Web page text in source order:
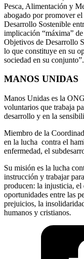
Pesca, Alimentación y
abogado por promover
Desarrollo Sostenible
implicación “máxima”
Objetivos de Desarrollo
lo que constituye en su
sociedad en su conjunto”.
MANOS UNIDAS
Manos Unidas es la
voluntarios que trabaja
desarrollo y en la
Miembro de la
en la lucha contra el
enfermedad, el
Su misión es la lucha
instrucción y trabajar
producen: la injusticia, el
oportunidades entre las
prejuicios, la
humanos y cristianos.